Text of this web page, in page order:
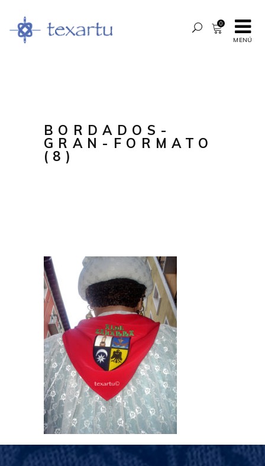
MENÚ
0
BORDADOS-
GRAN-FORMATO
(8)